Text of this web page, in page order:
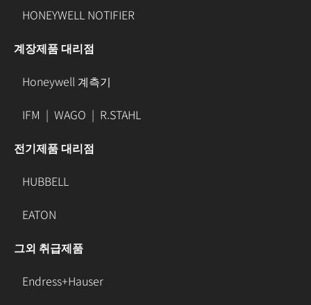
HONEYWELL NOTIFIER
계장제품 대리점
Honeywell 계측기
IFM | WAGO | R.STAHL
전기제품 대리점
HUBBELL
EATON
그외 취급제품
Endress+Hauser